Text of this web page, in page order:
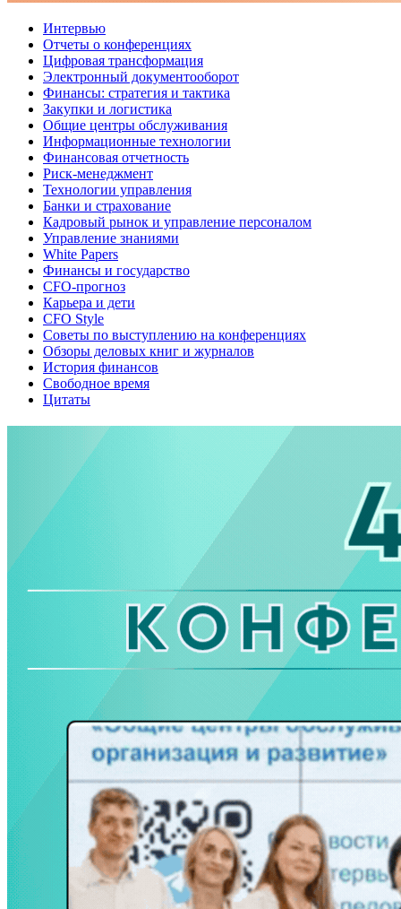
Интервью
Отчеты о конференциях
Цифровая трансформация
Электронный документооборот
Финансы: стратегия и тактика
Закупки и логистика
Общие центры обслуживания
Информационные технологии
Финансовая отчетность
Риск-менеджмент
Технологии управления
Банки и страхование
Кадровый рынок и управление персоналом
Управление знаниями
White Papers
Финансы и государство
CFO-прогноз
Карьера и дети
CFO Style
Советы по выступлению на конференциях
Обзоры деловых книг и журналов
История финансов
Свободное время
Цитаты